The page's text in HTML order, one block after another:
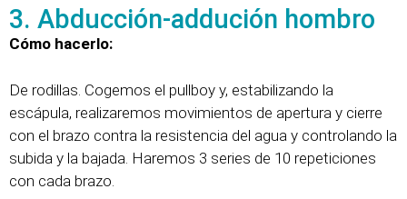
3. Abducción-addución hombro
Cómo hacerlo:
De rodillas. Cogemos el pullboy y, estabilizando la
escápula, realizaremos movimientos de apertura y cierre
con el brazo contra la resistencia del agua y controlando la
subida y la bajada. Haremos 3 series de 10 repeticiones
con cada brazo.